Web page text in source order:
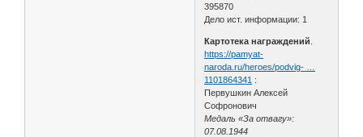
395870
Дело ист. информации: 1
Картотека награждений
https://pamyat-
naroda.ru/heroes/podvig- …
1101864341 :
Первушкин Алексей
Софронович
Медаль «За отвагу»:
07.08.1944